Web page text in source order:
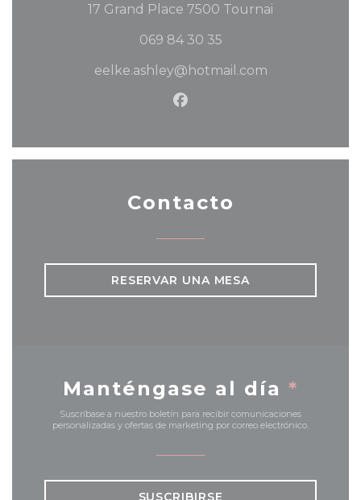
17 Grand Place 7500 Tournai
069 84 30 35
eelke.ashley@hotmail.com
Facebook ((abre en una
Contacto
RESERVAR UNA MESA
Manténgase al día *
Suscríbase a nuestro boletín para recibir comunicaciones
personalizadas y ofertas de marketing por correo electrónico.
SUSCRIBIRSE